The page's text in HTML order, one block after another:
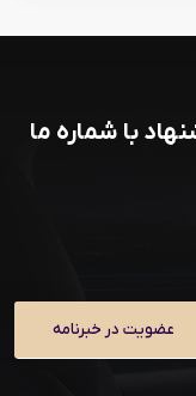
با شماره ما
عضویت در خبرنامه